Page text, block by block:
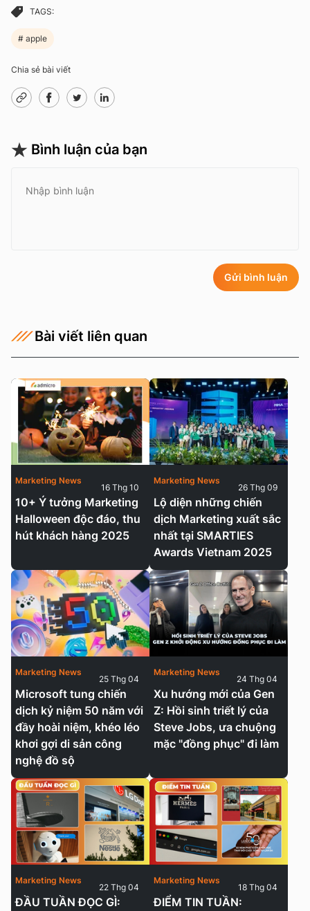
TAGS:
apple
Chia sẻ bài viết
Bình luận của bạn
Gửi bình luận
Bài viết liên quan
10+ Ý tưởng Marketing
Halloween độc đáo, thu
hút khách hàng 2025
Marketing News
16 Thg 10
Lộ diện những chiến
dịch Marketing xuất sắc
nhất tại SMARTIES
Awards Vietnam 2025
Marketing News
26 Thg 09
Microsoft tung chiến
dịch kỷ niệm 50 năm với
đầy hoài niệm, khéo léo
khơi gợi di sản công
nghệ đồ sộ
Marketing News
25 Thg 04
Xu hướng mới của Gen
Z: Hồi sinh triết lý của
Steve Jobs, ưa chuộng
mặc "đồng phục" đi làm
Marketing News
24 Thg 04
ĐẦU TUẦN ĐỌC GÌ:
Marketing News
22 Thg 04
ĐIỂM TIN TUẦN:
Marketing News
18 Thg 04